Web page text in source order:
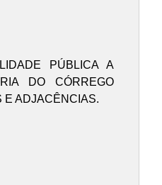
PÚBLICA A
DO CÓRREGO
E ADJACÊNCIAS.